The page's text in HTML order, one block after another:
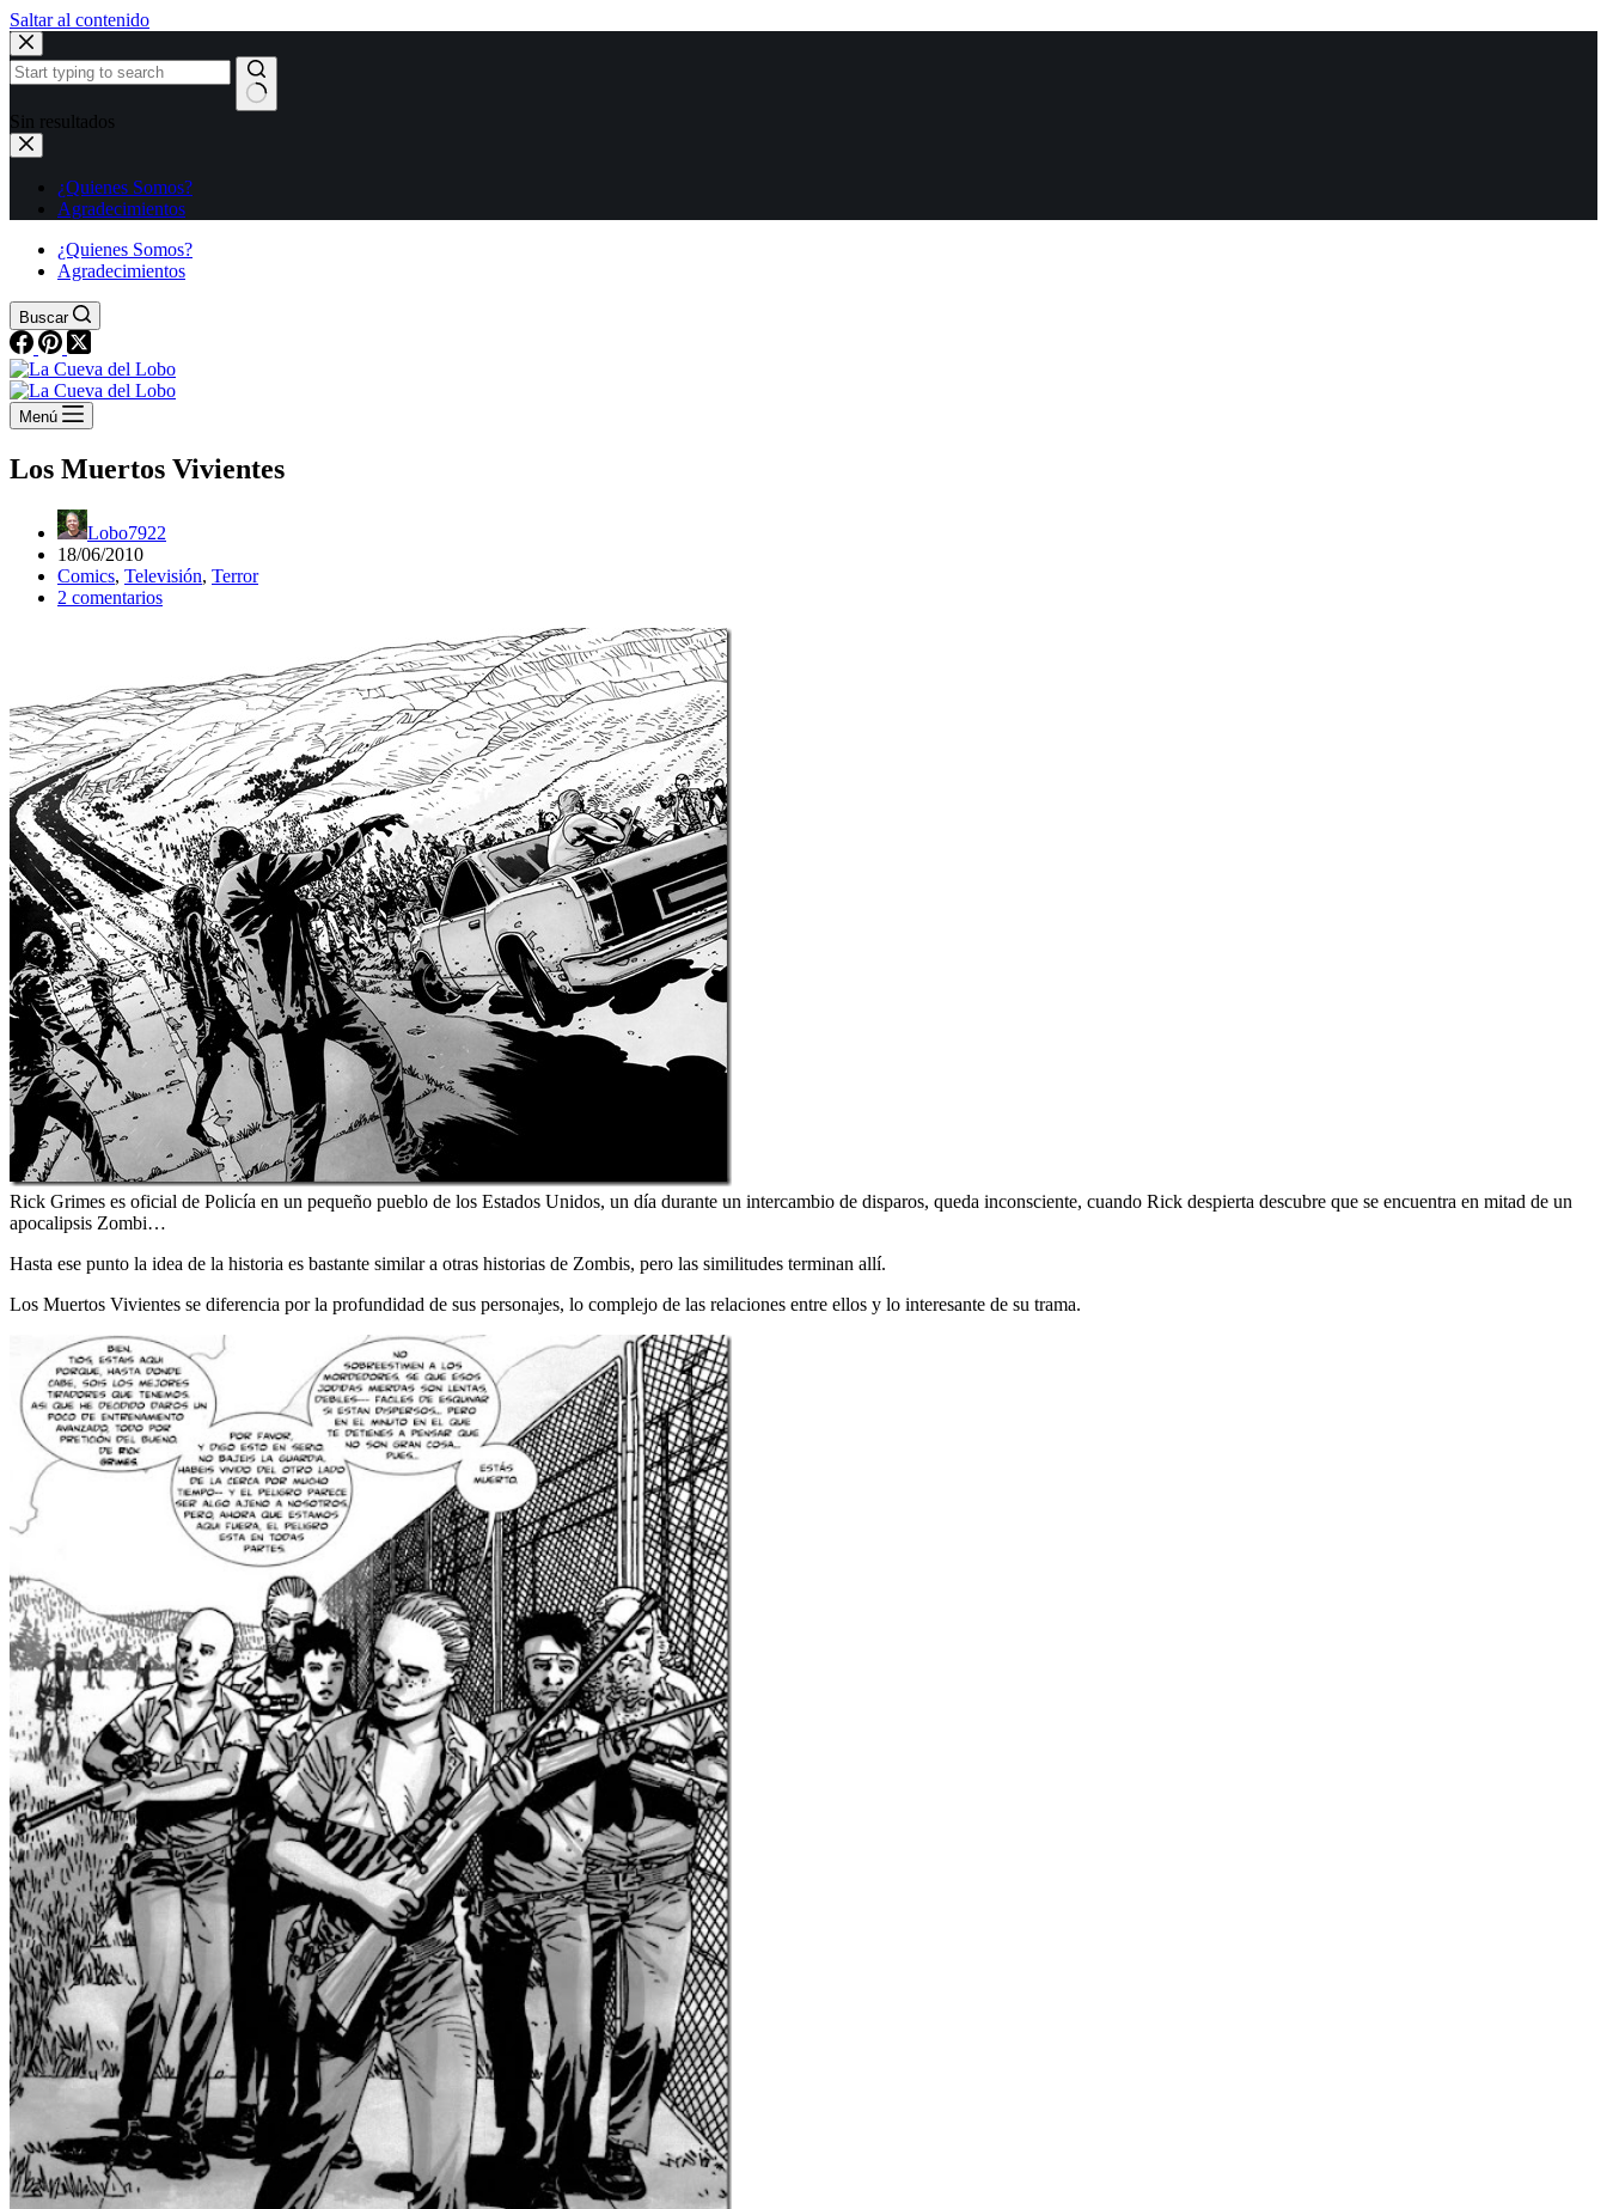
Saltar al contenido
Sin resultados
¿Quienes Somos?
Agradecimientos
¿Quienes Somos?
Agradecimientos
Buscar
Menú
Los Muertos Vivientes
Lobo7922
18/06/2010
Comics, Televisión, Terror
2 comentarios
Rick Grimes es oficial de Policía en un pequeño pueblo de los Estados Unidos, un día durante un intercambio de disparos, queda inconsciente, cuando Rick despierta descubre que se encuentra en mitad de un
apocalipsis Zombi…
Hasta ese punto la idea de la historia es bastante similar a otras historias de Zombis, pero las similitudes terminan allí.
Los Muertos Vivientes se diferencia por la profundidad de sus personajes, lo complejo de las relaciones entre ellos y lo interesante de su trama.